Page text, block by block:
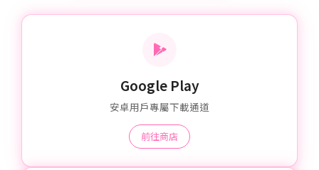
Google Play
安卓用戶專屬下載通道
前往商店